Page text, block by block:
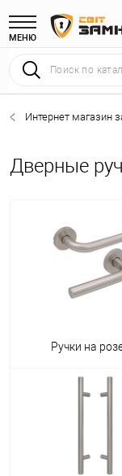
МЕНЮ
Интернет магазин
Дверные
Ручки на